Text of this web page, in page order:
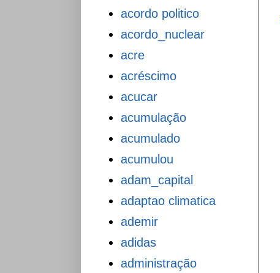
acordo politico
acordo_nuclear
acre
acréscimo
acucar
acumulação
acumulado
acumulou
adam_capital
adaptao climatica
ademir
adidas
administração